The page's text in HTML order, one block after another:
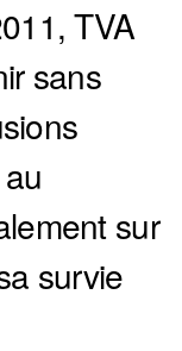
TVA
sans
sur
survie